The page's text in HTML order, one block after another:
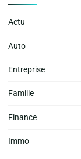
Actu
Auto
Entreprise
Famille
Finance
Immo